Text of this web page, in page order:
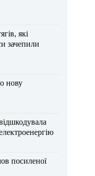
які
зачепили
нову
посиленої